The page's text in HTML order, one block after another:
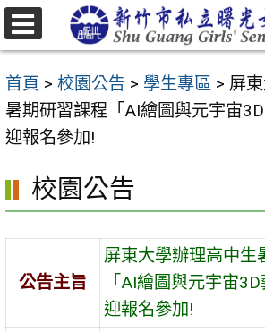
跳
至
要
內
容
首頁 > 校園公告 > 學生專區 > 屏
暑期研習課程「AI繪圖與元宇宙
迎報名參加!
校園公告
公告主旨
屏東大學辦理高中生
「AI繪圖與元宇宙
迎報名參加!
選
單